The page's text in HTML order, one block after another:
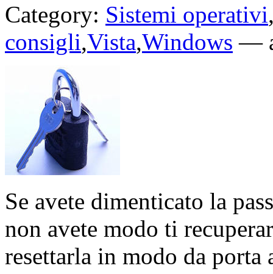
Category: Sistemi operativi
consigli,Vista,Windows —
Se avete dimenticato la
non avete modo ti
resettarla in modo da